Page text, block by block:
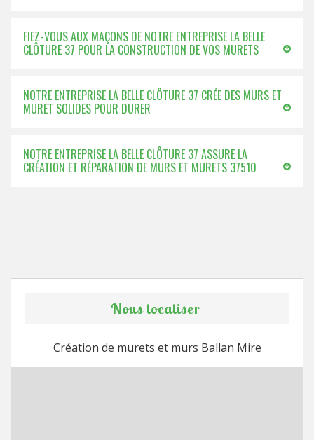
FIEZ-VOUS AUX MAÇONS DE NOTRE ENTREPRISE LA BELLE
CLÔTURE 37 POUR LA CONSTRUCTION DE VOS MURETS
NOTRE ENTREPRISE LA BELLE CLÔTURE 37 CRÉE DES MURS ET
MURET SOLIDES POUR DURER
NOTRE ENTREPRISE LA BELLE CLÔTURE 37 ASSURE LA
CRÉATION ET RÉPARATION DE MURS ET MURETS 37510
Nous localiser
Création de murets et murs Ballan Mire